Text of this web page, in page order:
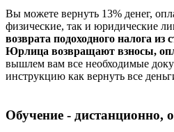
Вы можете вернуть 13% денег,
физические, так и юридические
возврата подоходного налога из
Юрлица возвращают взносы,
вышлем вам все необходимые
инструкцию как вернуть все
Обучение - дистанционно,